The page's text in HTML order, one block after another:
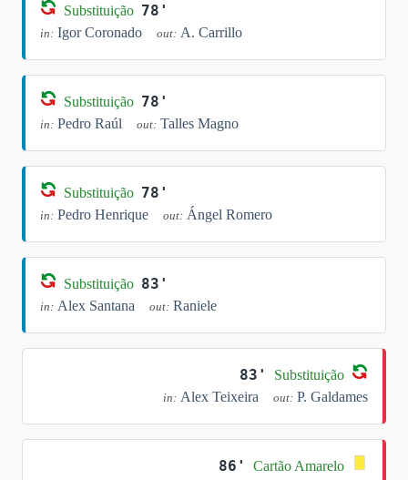
Substituição 78'
in: Igor Coronado out: A. Carrillo
Substituição 78'
in: Pedro Raúl out: Talles Magno
Substituição 78'
in: Pedro Henrique out: Ángel Romero
Substituição 83'
in: Alex Santana out: Raniele
83' Substituição
in: Alex Teixeira out: P. Galdames
86' Cartão Amarelo